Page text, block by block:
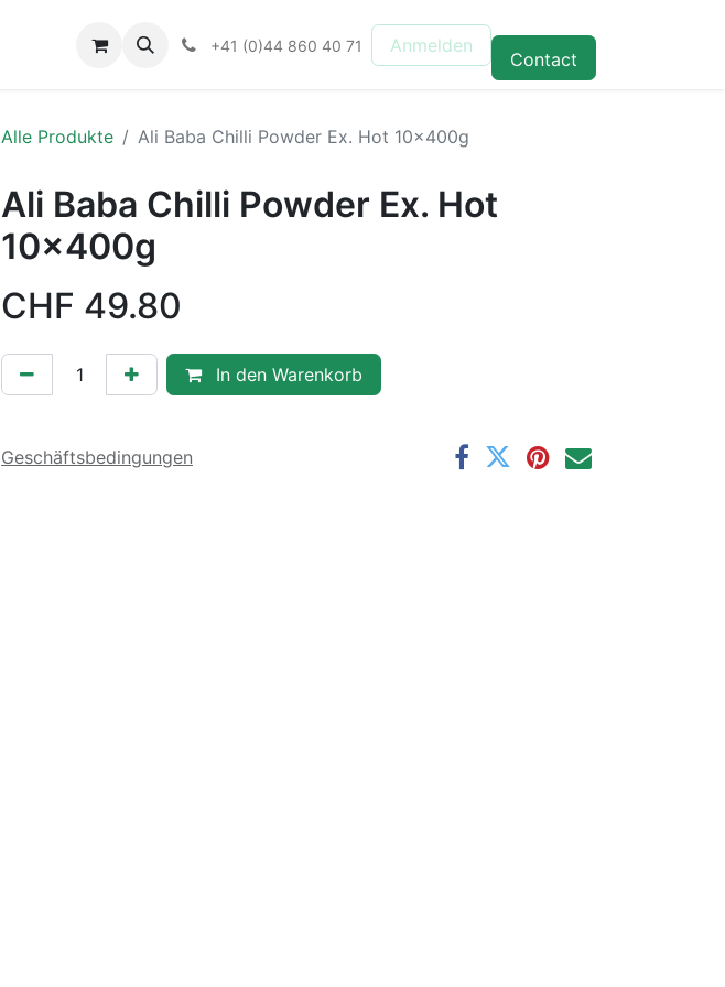
+41 (0)44 860 40 71 Anmelden
Contact
Alle Produkte Ali Baba Chilli Powder Ex. Hot 10x400g
Ali Baba Chilli Powder Ex. Hot
10x400g
CHF 49.80
In den Warenkorb
Geschäftsbedingungen